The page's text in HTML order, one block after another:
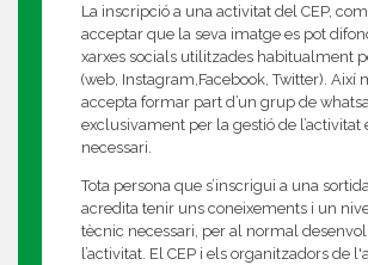
La inscripció a una activitat del CEP,
acceptar que la seva imatge es pot
xarxes socials utilitzades habitualment
(web, Instagram,Facebook, Twitter). Així
accepta formar part d’un grup de
exclusivament per la gestió de l’activitat
necessari.
Tota persona que s’inscrigui a una
acredita tenir uns coneixements i un
tècnic necessari, per al normal
l’activitat. El CEP i els organitzadors de